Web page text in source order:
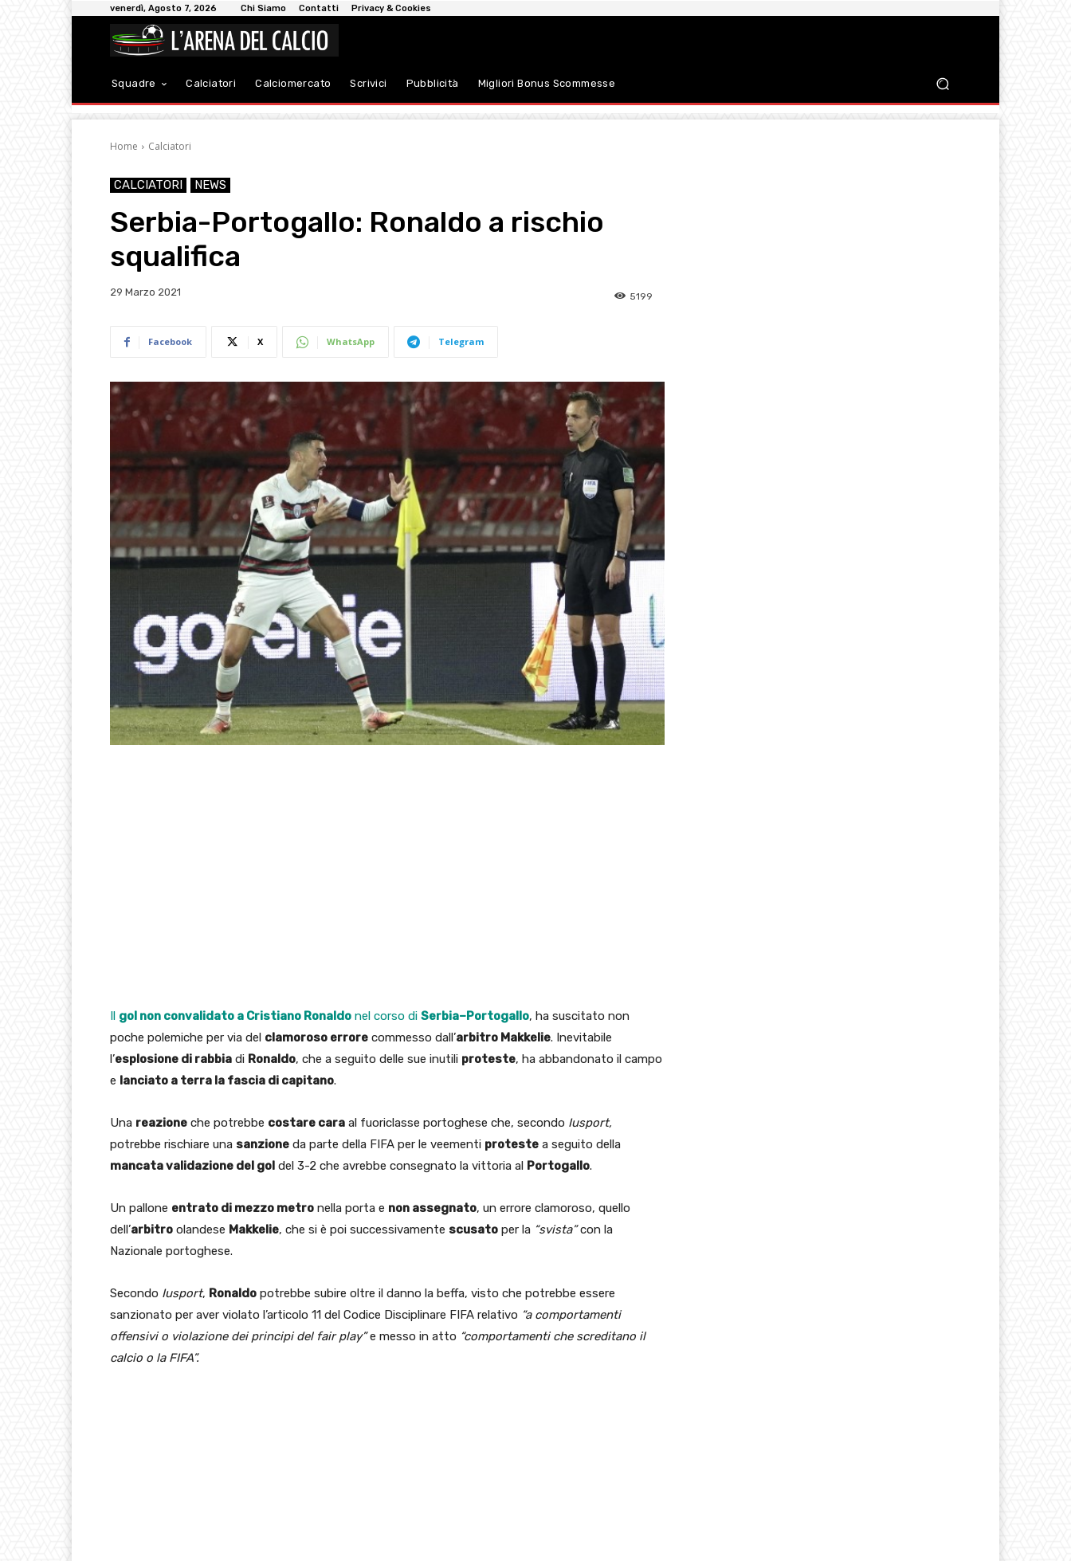
venerdì, Agosto 7, 2026 Chi Siamo Contatti Privacy & Cookies
Squadre Calciatori Calciomercato Scrivici Pubblicità Migliori Bonus Scommesse
Home Calciatori
CALCIATORI NEWS
Serbia-Portogallo: Ronaldo a rischio
squalifica
29 Marzo 2021 5199
Facebook X WhatsApp Telegram
Il gol non convalidato a Cristiano Ronaldo nel corso di Serbia–Portogallo, ha suscitato non
poche polemiche per via del clamoroso errore commesso dall’arbitro Makkelie. Inevitabile
l’esplosione di rabbia di Ronaldo, che a seguito delle sue inutili proteste, ha abbandonato il campo
e lanciato a terra la fascia di capitano.
Una reazione che potrebbe costare cara al fuoriclasse portoghese che, secondo Iusport,
potrebbe rischiare una sanzione da parte della FIFA per le veementi proteste a seguito della
mancata validazione del gol del 3-2 che avrebbe consegnato la vittoria al Portogallo.
Un pallone entrato di mezzo metro nella porta e non assegnato, un errore clamoroso, quello
dell’arbitro olandese Makkelie, che si è poi successivamente scusato per la “svista”con la
Nazionale portoghese.
Secondo Iusport, Ronaldo potrebbe subire oltre il danno la beffa, visto che potrebbe essere
sanzionato per aver violato l’articolo 11 del Codice Disciplinare FIFA relativo “a comportamenti
offensivi o violazione dei principi del fair play”e messo in atto “comportamenti che screditano il
calcio o la FIFA”.